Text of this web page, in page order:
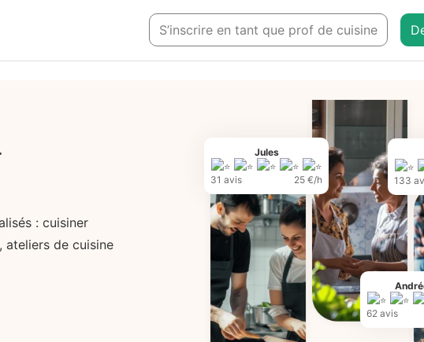
S’inscrire en tant que prof de cuisine
Jules
31 avis 25 €/h
62 avis
133
: cuisiner
ateliers de cuisine